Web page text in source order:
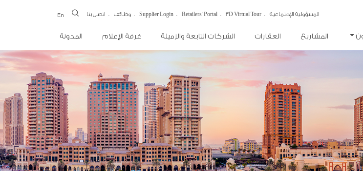
المسؤولية الإجتماعية 3D Virtual Tour
Retailers' Portal
Supplier Login وظائف اتصل بنا En
المشاريع العقارات الشركات التابعة والزميلة غرفة الإعلام المدونة